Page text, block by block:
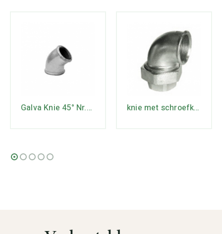
Galva Knie 45° Nr.120 knie met schroefkoppeling 1/2